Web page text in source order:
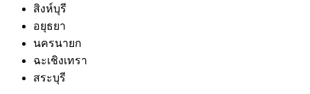
สิงห์บุรี
อยุธยา
นครนายก
ฉะเชิงเทรา
สระบุรี